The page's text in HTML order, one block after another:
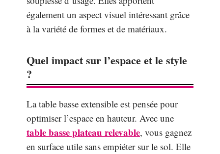
également un aspect visuel intéressant grâce
à la variété de formes et de matériaux.
Quel impact sur l’espace et le style
?
La table basse extensible est pensée pour
optimiser l’espace en hauteur. Avec une
table basse plateau relevable, vous gagnez
en surface utile sans empiéter sur le sol. Elle